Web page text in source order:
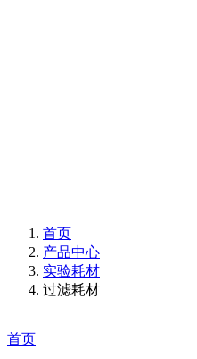
首页
产品中心
实验耗材
过滤耗材
首页